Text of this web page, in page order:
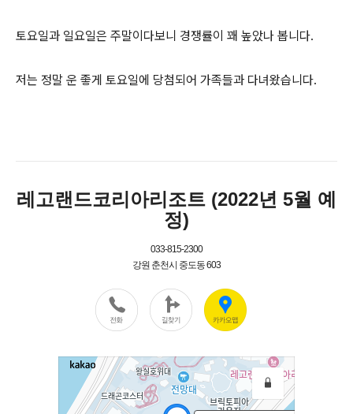
토요일과 일요일은 주말이다보니 경쟁률이 꽤 높았나 봅니다.
저는 정말 운 좋게 토요일에 당첨되어 가족들과 다녀왔습니다.